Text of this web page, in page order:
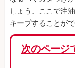
しょう。ここで注
キープすることがで
次のページ